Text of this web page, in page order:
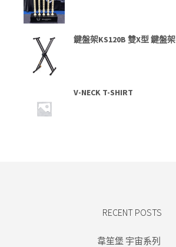
鍵盤架KS120B 雙X型 鍵盤架
V-NECK T-SHIRT
RECENT POSTS
韋笙堡 宇宙系列